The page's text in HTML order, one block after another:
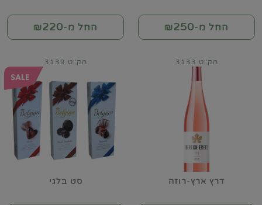
החל מ-₪250 החל מ-₪220
דרץ ארץ-רוזה
מק"ט 3133
סט בלגי
מק"ט 3139